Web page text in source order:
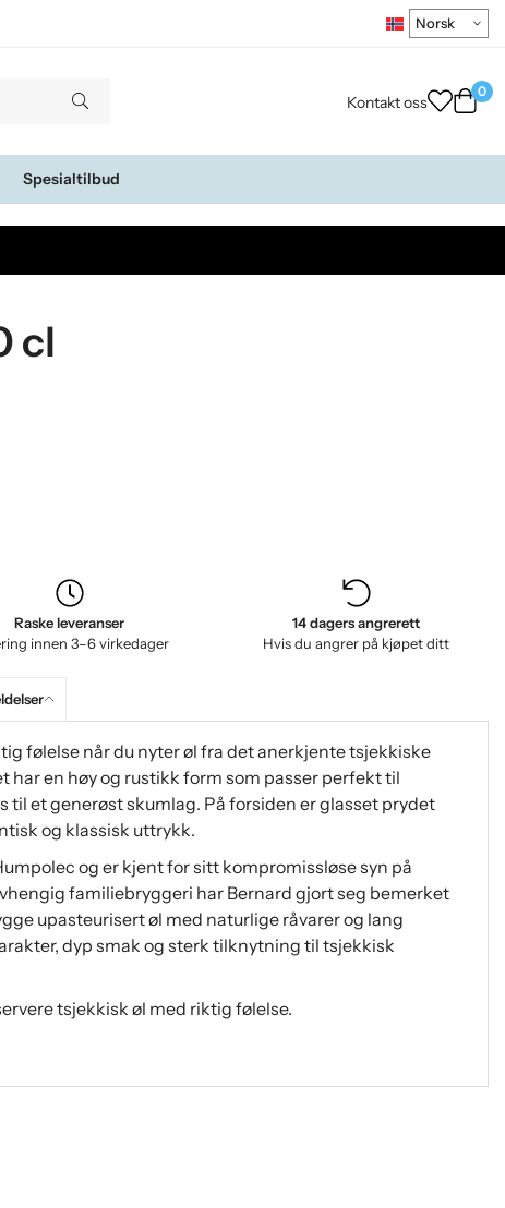
Kontakt oss
0
Spesialtilbud
cl
Raske leveranser
innen 3–6 virkedager
14 dagers angrerett
Hvis du angrer på kjøpet ditt
følelse når du nyter øl fra det anerkjente tsjekkiske
har en høy og rustikk form som passer perfekt til
til et generøst skumlag. På forsiden er glasset prydet
og klassisk uttrykk.
og er kjent for sitt kompromissløse syn på
familiebryggeri har Bernard gjort seg bemerket
upasteurisert øl med naturlige råvarer og lang
dyp smak og sterk tilknytning til tsjekkisk
tsjekkisk øl med riktig følelse.